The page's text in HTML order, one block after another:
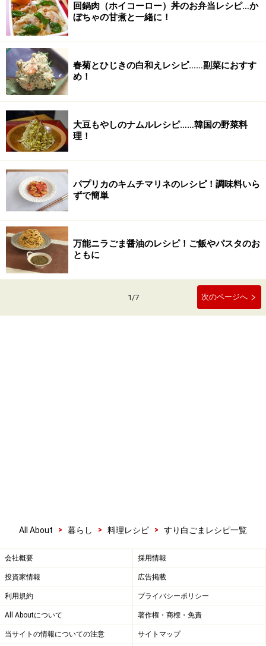
回鍋肉（ホイコーロー）丼のお弁当レシピ…か
ぼちゃの甘煮と一緒に！
春菊とひじきの白和えレシピ……副菜におすす
め！
大豆もやしのナムルレシピ……韓国の野菜料
理！
パプリカのキムチマリネのレシピ！調味料いら
ずで簡単
万能ニラごま醤油のレシピ！ご飯やパスタのお
ともに
1/7 次のページへ
All About > 暮らし > 料理レシピ > すり白ごまレシピ一覧
会社概要 採用情報
投資家情報 広告掲載
利用規約 プライバシーポリシー
All Aboutについて 著作権・商標・免責
当サイトの情報についての注意 サイトマップ